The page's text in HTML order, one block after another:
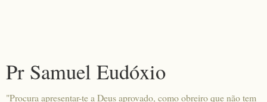
Pr Samuel Eudóxio
"Procura apresentar-te a Deus aprovado, como obreiro que não tem